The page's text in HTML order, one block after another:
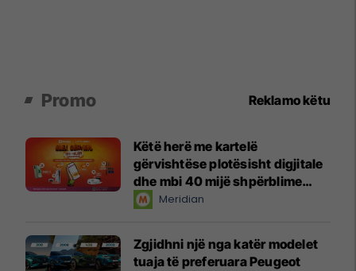
Promo Reklamo këtu
Këtë herë me kartelë
gërvishtëse plotësisht digjitale
dhe mbi 40 mijë shpërblime
instant!Meridian
Zgjidhni një nga katër modelet
tuaja të preferuara Peugeot